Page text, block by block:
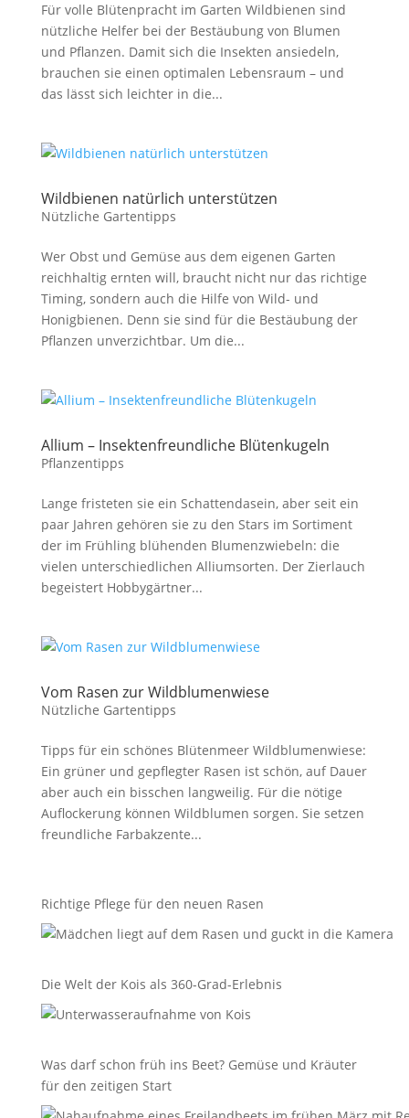
Für volle Blütenpracht im Garten Wildbienen sind
nützliche Helfer bei der Bestäubung von Blumen
und Pflanzen. Damit sich die Insekten ansiedeln,
brauchen sie einen optimalen Lebensraum – und
das lässt sich leichter in die...
Wildbienen natürlich unterstützen
Nützliche Gartentipps
Wer Obst und Gemüse aus dem eigenen Garten
reichhaltig ernten will, braucht nicht nur das richtige
Timing, sondern auch die Hilfe von Wild- und
Honigbienen. Denn sie sind für die Bestäubung der
Pflanzen unverzichtbar. Um die...
Allium – Insektenfreundliche Blütenkugeln
Pflanzentipps
Lange fristeten sie ein Schattendasein, aber seit ein
paar Jahren gehören sie zu den Stars im Sortiment
der im Frühling blühenden Blumenzwiebeln: die
vielen unterschiedlichen Alliumsorten. Der Zierlauch
begeistert Hobbygärtner...
Vom Rasen zur Wildblumenwiese
Nützliche Gartentipps
Tipps für ein schönes Blütenmeer Wildblumenwiese:
Ein grüner und gepflegter Rasen ist schön, auf Dauer
aber auch ein bisschen langweilig. Für die nötige
Auflockerung können Wildblumen sorgen. Sie setzen
freundliche Farbakzente...
Richtige Pflege für den neuen Rasen
Die Welt der Kois als 360-Grad-Erlebnis
Was darf schon früh ins Beet? Gemüse und Kräuter
für den zeitigen Start